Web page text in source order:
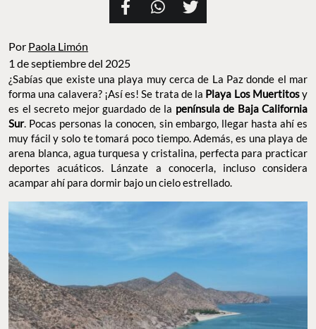
Por Paola Limón
1 de septiembre del 2025
¿Sabías que existe una playa muy cerca de La Paz donde el mar
forma una calavera? ¡Así es! Se trata de la Playa Los Muertitosy
es el secreto mejor guardado de la península de Baja California
Sur. Pocas personas la conocen, sin embargo, llegar hasta ahí es
muy fácil y solo te tomará poco tiempo. Además, es una playa de
arena blanca, agua turquesa y cristalina, perfecta para practicar
deportes acuáticos. Lánzate a conocerla, incluso considera
acampar ahí para dormir bajo un cielo estrellado.